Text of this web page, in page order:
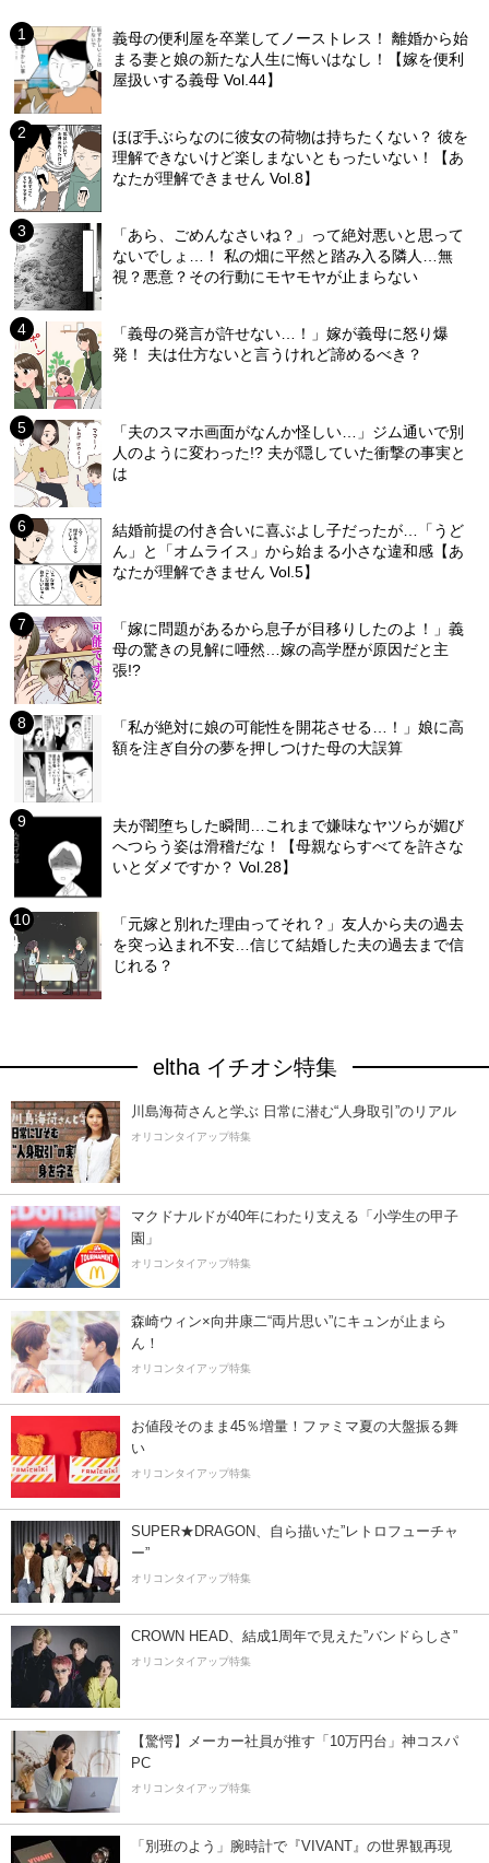
義母の便利屋を卒業してノーストレス！ 離婚から始
まる妻と娘の新たな人生に悔いはなし！【嫁を便利
屋扱いする義母 Vol.44】
ほぼ手ぶらなのに彼女の荷物は持ちたくない？ 彼を
理解できないけど楽しまないともったいない！【あ
なたが理解できません Vol.8】
「あら、ごめんなさいね？」って絶対悪いと思って
ないでしょ…！ 私の畑に平然と踏み入る隣人…無
視？悪意？その行動にモヤモヤが止まらない
「義母の発言が許せない…！」嫁が義母に怒り爆
発！ 夫は仕方ないと言うけれど諦めるべき？
「夫のスマホ画面がなんか怪しい…」ジム通いで別
人のように変わった!? 夫が隠していた衝撃の事実と
は
結婚前提の付き合いに喜ぶよし子だったが…「うど
ん」と「オムライス」から始まる小さな違和感【あ
なたが理解できません Vol.5】
「嫁に問題があるから息子が目移りしたのよ！」義
母の驚きの見解に唖然…嫁の高学歴が原因だと主
張!?
「私が絶対に娘の可能性を開花させる…！」娘に高
額を注ぎ自分の夢を押しつけた母の大誤算
夫が闇堕ちした瞬間…これまで嫌味なヤツらが媚び
へつらう姿は滑稽だな！【母親ならすべてを許さな
いとダメですか？ Vol.28】
「元嫁と別れた理由ってそれ？」友人から夫の過去
を突っ込まれ不安…信じて結婚した夫の過去まで信
じれる？
eltha イチオシ特集
川島海荷さんと学ぶ 日常に潜む“人身取引”のリアル
オリコンタイアップ特集
マクドナルドが40年にわたり支える「小学生の甲子
園」
オリコンタイアップ特集
森崎ウィン×向井康二“両片思い”にキュンが止まら
ん！
オリコンタイアップ特集
お値段そのまま45％増量！ファミマ夏の大盤振る舞
い
オリコンタイアップ特集
SUPER★DRAGON、自ら描いた”レトロフューチャ
ー”
オリコンタイアップ特集
CROWN HEAD、結成1周年で見えた”バンドらしさ”
オリコンタイアップ特集
【驚愕】メーカー社員が推す「10万円台」神コスパ
PC
オリコンタイアップ特集
「別班のよう」腕時計で『VIVANT』の世界観再現